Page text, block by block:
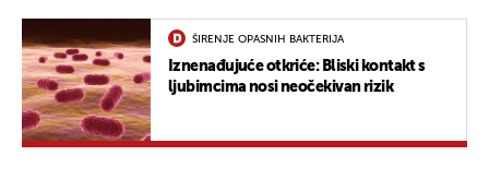
ŠIRENJE OPASNIH BAKTERIJA
Iznenađujuće otkriće: Bliski kontakt s
ljubimcima nosi neočekivan rizik